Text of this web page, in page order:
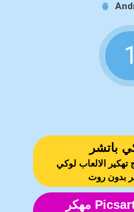
باتشر
تهكير الالعاب لوكي
بدون روت